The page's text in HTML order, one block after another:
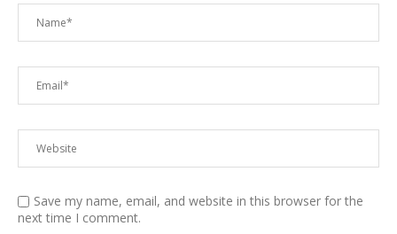
Save my name, email, and website in this browser for the
next time I comment.